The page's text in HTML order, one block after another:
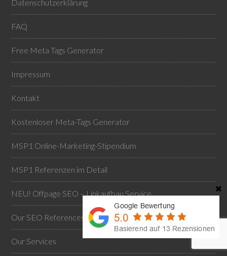
Datenschutzerklärung
FAQ
Free Meta Tags Generator
Impressum
Kontakt
Kostenloser Meta-Tags Generator
MSP1 Online-Marketing-Stipendium
MSP1 Referenzen im Detail
NEU! Offpage SEO – Linkaufbau Service
Our SEO References
Our Services